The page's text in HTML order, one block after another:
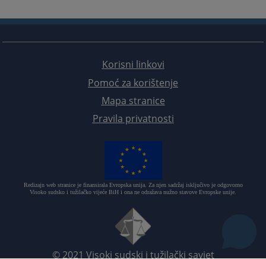
Korisni linkovi
Pomoć za korištenje
Mapa stranice
Pravila privatnosti
Redizajn web stranice je finansirala Evropska unija. Za njen sadržaj isključivo je odgovorno
Visoko sudsko i tužilačko vijeće BiH i ona ne odražava nužno stavove Evropske unije.
© 2021 Visoki sudski i tužilački savjet